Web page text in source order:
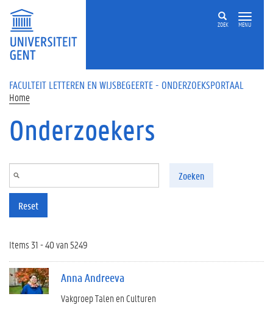
Overslaan en naar de inhoud gaan
ZOEK MENU
FACULTEIT LETTEREN EN WIJSBEGEERTE - ONDERZOEKSPORTAAL
Home
Onderzoekers
Zoeken
Reset
Items 31 - 40 van 5249
Anna Andreeva
Vakgroep Talen en Culturen